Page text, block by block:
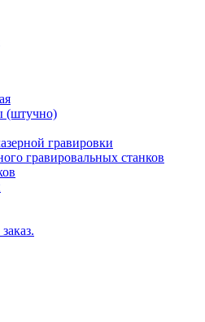
(штучно)
гравировки
гравировальных станков